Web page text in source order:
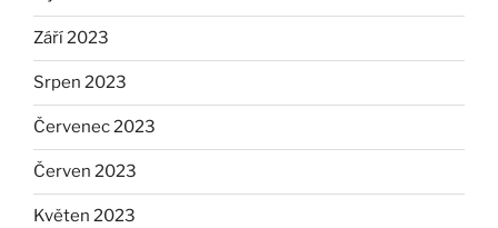
Září 2023
Srpen 2023
Červenec 2023
Červen 2023
Květen 2023